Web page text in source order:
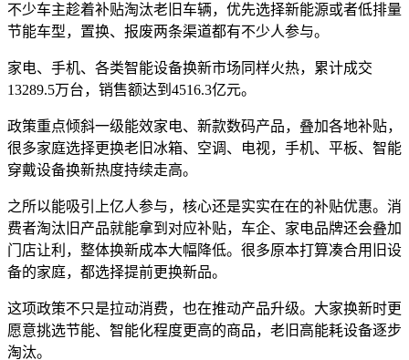
不少车主趁着补贴淘汰老旧车辆，优先选择新能源或者低排量
节能车型，置换、报废两条渠道都有不少人参与。
家电、手机、各类智能设备换新市场同样火热，累计成交
13289.5万台，销售额达到4516.3亿元。
政策重点倾斜一级能效家电、新款数码产品，叠加各地补贴，
很多家庭选择更换老旧冰箱、空调、电视，手机、平板、智能
穿戴设备换新热度持续走高。
之所以能吸引上亿人参与，核心还是实实在在的补贴优惠。消
费者淘汰旧产品就能拿到对应补贴，车企、家电品牌还会叠加
门店让利，整体换新成本大幅降低。很多原本打算凑合用旧设
备的家庭，都选择提前更换新品。
这项政策不只是拉动消费，也在推动产品升级。大家换新时更
愿意挑选节能、智能化程度更高的商品，老旧高能耗设备逐步
淘汰。